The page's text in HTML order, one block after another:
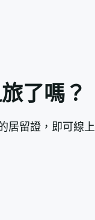
了嗎？
居留證，即可線上